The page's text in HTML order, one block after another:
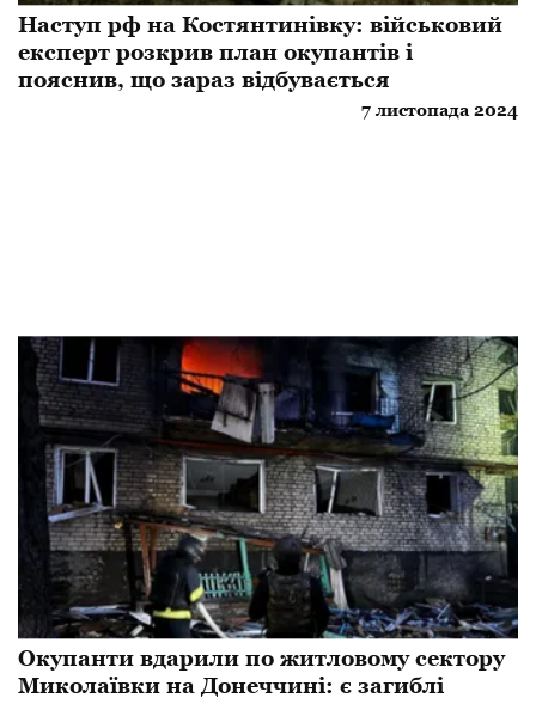
Наступ рф на Костянтинівку: військовий
експерт розкрив план окупантів і
пояснив, що зараз відбувається
7 листопада 2024
Окупанти вдарили по житловому сектору
Миколаївки на Донеччині: є загиблі